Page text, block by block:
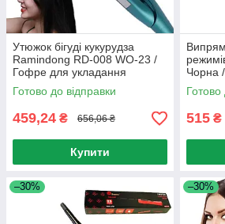
Утюжок бігуді кукурудза
Ramindong RD-008 WO-23 /
Гофре для укладання
волосся
Готово до відправки
459,24 ₴ 656,06 ₴
Купити
Чорна
Плойка
Готово
515 ₴
–30% –30%